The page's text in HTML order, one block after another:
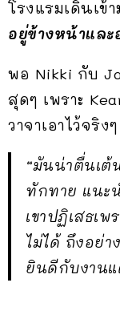
โรงแรมเดินเข้า
อยู่ข้างหน้าแล
พอ Nikki กับ
สุดๆ เพราะ
วาจาเอาไว้จริง
“มันน่าตื่นเต้
ทักทาย แนะ
เขาปฏิเสธเพ
ไม่ได้ ถึงอย่า
ยินดีกับงานแ